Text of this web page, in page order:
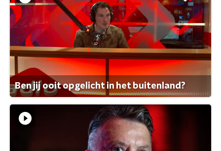
Ben jij ooit opgelicht in het buitenland?